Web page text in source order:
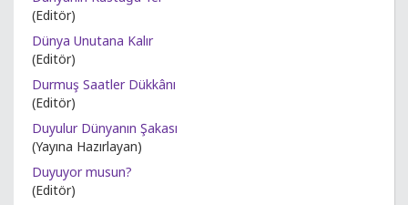
(Editör)
Dünya Unutana Kalır
(Editör)
Durmuş Saatler Dükkânı
(Editör)
Duyulur Dünyanın Şakası
(Yayına Hazırlayan)
Duyuyor musun?
(Editör)